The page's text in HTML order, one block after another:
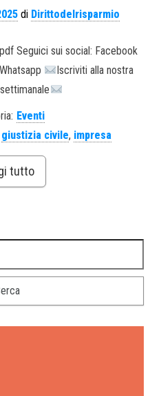
di Dirittodelrisparmio
Seguici sui social: Facebook
Iscriviti alla nostra
Eventi
giustizia civile, impresa
tutto